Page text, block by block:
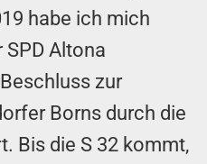
habe ich mich
Altona
zur
Borns durch die
Bis die S 32 kommt,